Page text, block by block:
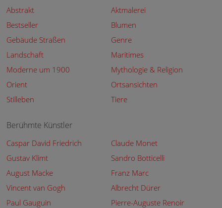
Abstrakt
Aktmalerei
Bestseller
Blumen
Gebäude Straßen
Genre
Landschaft
Maritimes
Moderne um 1900
Mythologie & Religion
Orient
Ortsansichten
Stilleben
Tiere
Berühmte Künstler
Caspar David Friedrich
Claude Monet
Gustav Klimt
Sandro Botticelli
August Macke
Franz Marc
Vincent van Gogh
Albrecht Dürer
Paul Gauguin
Pierre-Auguste Renoir